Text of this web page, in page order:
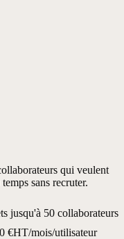
qui veulent
sans recruter.
jusqu'à 50 collaborateurs
€HT/mois/utilisateur